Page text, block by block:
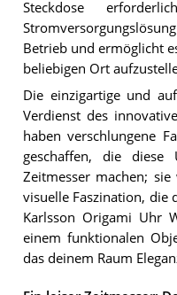
Steckdose
Betrieb und ermöglicht
beliebigen Ort
Die einzigartige und
Verdienst des
haben verschlungene
geschaffen, die
Zeitmesser machen;
visuelle Faszination, die
Karlsson Origami Uhr
einem funktionalen
das deinem Raum